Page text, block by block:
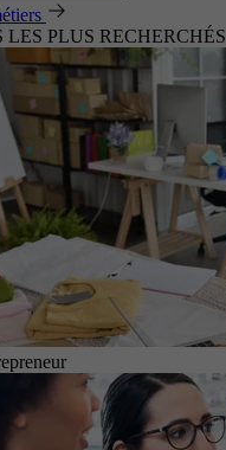
LES PLUS RECHERCHÉS